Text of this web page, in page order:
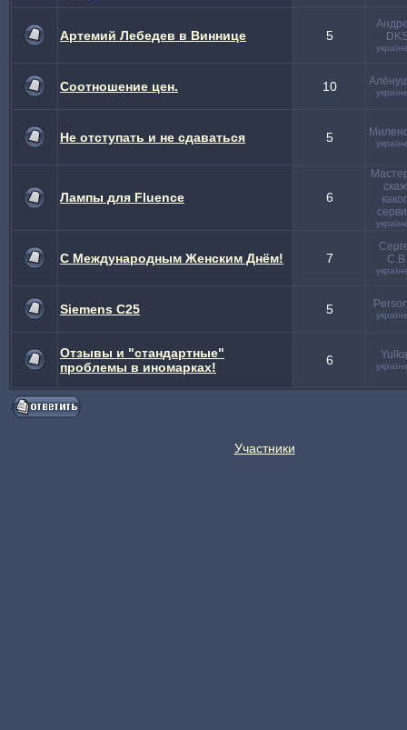
Артемий Лебедев в Виннице 5
Соотношение цен. 10
Не отступать и не сдаваться 5
Лампы для Fluence 6
С Международным Женским Днём! 7
С.В.
Siemens C25 5
Отзывы и "стандартные"
проблемы в иномарках!
6
Участники